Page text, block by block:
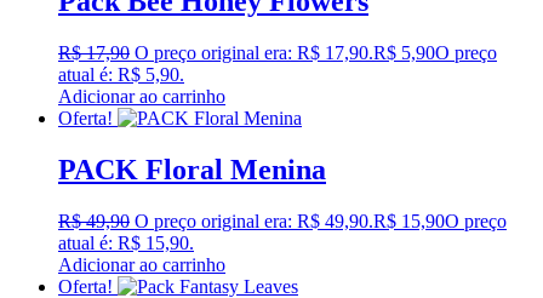
R$17,90 O preço original era: R$ 17,90.R$ 5,90O preço
atual é: R$ 5,90.
Adicionar ao carrinho
Oferta!
PACK Floral Menina
R$49,90 O preço original era: R$ 49,90.R$ 15,90O preço
atual é: R$ 15,90.
Adicionar ao carrinho
Oferta!